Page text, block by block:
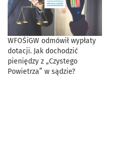
WFOŚiGW odmówił wypłaty
dotacji. Jak dochodzić
pieniędzy z „Czystego
Powietrza” w sądzie?